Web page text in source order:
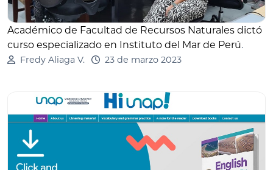
Académico de Facultad de Recursos Naturales dictó
curso especializado en Instituto del Mar de Perú.
Fredy Aliaga V. 23 de marzo 2023